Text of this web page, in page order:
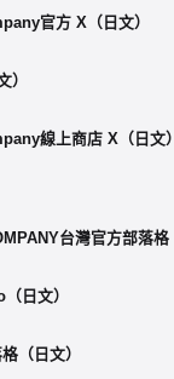
官方 X（日文）
）
線上商店 X（日文）
台灣官方部落格
日文）
（日文）